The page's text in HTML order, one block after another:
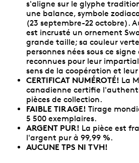
s'aligne sur le glyphe
une balance, symbole
(23 septembre-22 octobre).
est incrusté un ornement
grande taille; sa couleur
personnes nées sous ce
reconnues pour leur
sens de la coopération et
CERTIFICAT NUMÉROTÉ! La
canadienne certifie
pièces de collection.
FAIBLE TIRAGE! Tirage
5 500 exemplaires.
ARGENT PUR! La pièce est
l'argent pur à 99,99 %.
AUCUNE TPS NI TVH!